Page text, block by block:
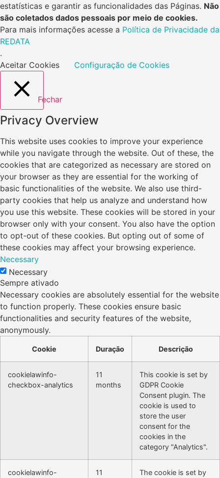
estatísticas e garantir as funcionalidades das Páginas. Não
são coletados dados pessoais por meio de cookies.
Para mais informações acesse a Política de Privacidade da
REDATA
.
Aceitar Cookies
Configuração de Cookies
Fechar
Privacy Overview
This website uses cookies to improve your experience
while you navigate through the website. Out of these, the
cookies that are categorized as necessary are stored on
your browser as they are essential for the working of
basic functionalities of the website. We also use third-
party cookies that help us analyze and understand how
you use this website. These cookies will be stored in your
browser only with your consent. You also have the option
to opt-out of these cookies. But opting out of some of
these cookies may affect your browsing experience.
Necessary
Necessary
Sempre ativado
Necessary cookies are absolutely essential for the website
to function properly. These cookies ensure basic
functionalities and security features of the website,
anonymously.
Cookie Duração Descrição
cookielawinfo-
checkbox-analytics
11
months
This cookie is set by
GDPR Cookie
Consent plugin. The
cookie is used to
store the user
consent for the
cookies in the
category "Analytics".
cookielawinfo-
11
The cookie is set by